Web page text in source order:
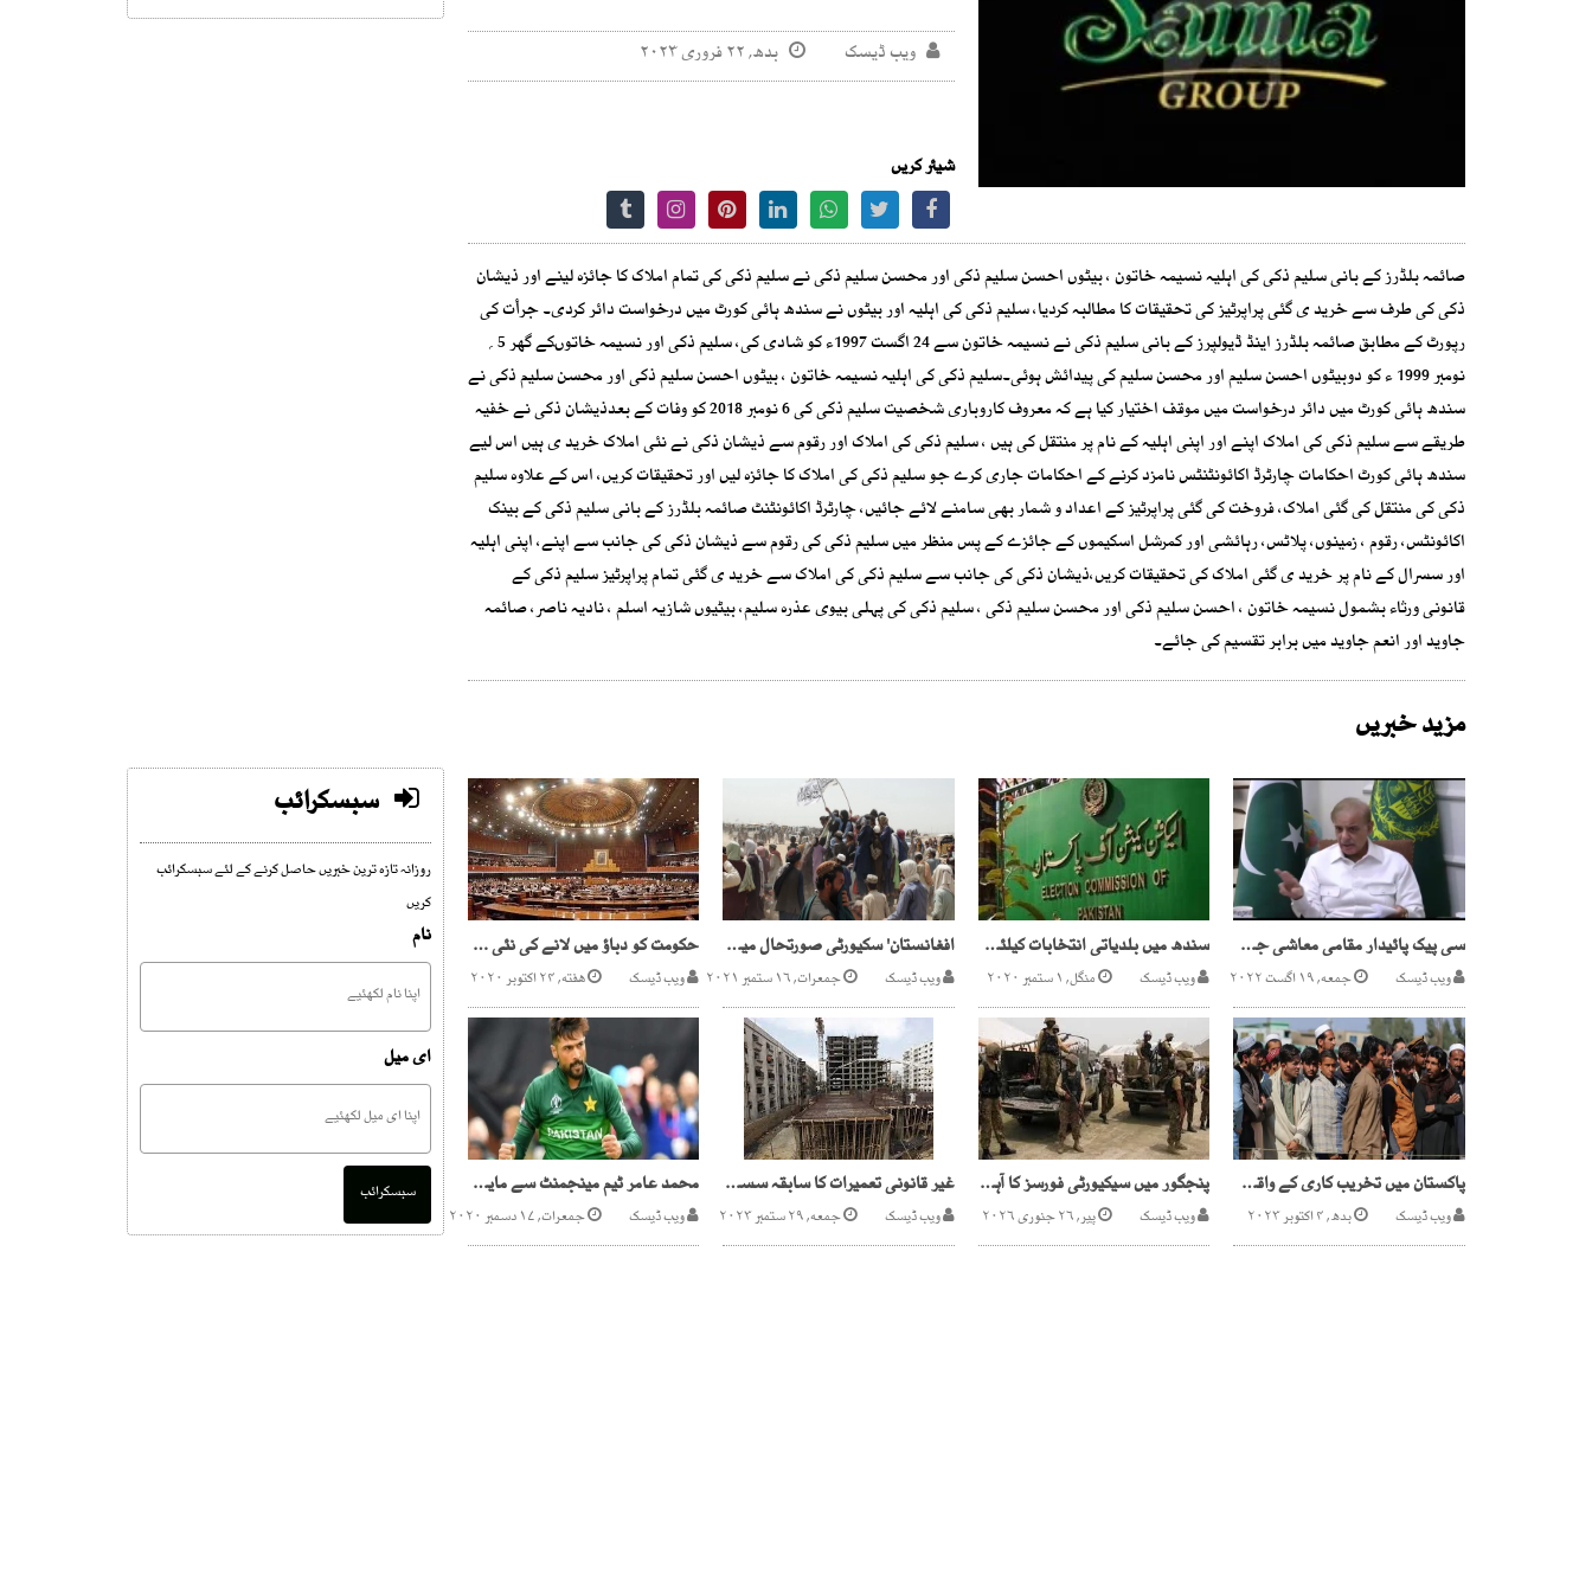
ویب ڈیسک بدھ, ۲۲ فروری ۲۰۲۳
شیئر کریں
صائمہ بلڈرز کے بانی سلیم ذکی کی اہلیہ نسیمہ خاتون ، بیٹوں احسن سلیم ذکی اور محسن سلیم ذکی نے سلیم ذکی کی تمام املاک کا جائزہ لینے اور ذیشان
ذکی کی طرف سے خرید ی گئی پراپرٹیز کی تحقیقات کا مطالبہ کردیا، سلیم ذکی کی اہلیہ اور بیٹوں نے سندھ ہائی کورٹ میں درخواست دائر کردی۔ جرأت کی
رپورٹ کے مطابق صائمہ بلڈرز اینڈ ڈیولپرز کے بانی سلیم ذکی نے نسیمہ خاتون سے 24 اگست 1997ء کو شادی کی، سلیم ذکی اور نسیمہ خاتوںکے گھر 5؍
نومبر 1999 ء کو دوبیٹوں احسن سلیم اور محسن سلیم کی پیدائش ہوئی۔سلیم ذکی کی اہلیہ نسیمہ خاتون ، بیٹوں احسن سلیم ذکی اور محسن سلیم ذکی نے
سندھ ہائی کورٹ میں دائر درخواست میں موقف اختیار کیا ہے کہ معروف کاروباری شخصیت سلیم ذکی کی 6 نومبر 2018 کو وفات کے بعدذیشان ذکی نے خفیہ
طریقے سے سلیم ذکی کی املاک اپنے اور اپنی اہلیہ کے نام پر منتقل کی ہیں ، سلیم ذکی کی املاک اور رقوم سے ذیشان ذکی نے نئی املاک خرید ی ہیں اس لیے
سندھ ہائی کورٹ احکامات چارٹرڈ اکائونٹنٹس نامزد کرنے کے احکامات جاری کرے جو سلیم ذکی کی املاک کا جائزہ لیں اور تحقیقات کریں، اس کے علاوہ سلیم
ذکی کی منتقل کی گئی املاک، فروخت کی گئی پراپرٹیز کے اعداد و شمار بھی سامنے لائے جائیں، چارٹرڈ اکائونٹنٹ صائمہ بلڈرز کے بانی سلیم ذکی کے بینک
اکائونٹس، رقوم ، زمینوں، پلاٹس، رہائشی اور کمرشل اسکیموں کے جائزے کے پس منظر میں سلیم ذکی کی رقوم سے ذیشان ذکی کی جانب سے اپنے، اپنی اہلیہ
اور سسرال کے نام پر خرید ی گئی املاک کی تحقیقات کریں،ذیشان ذکی کی جانب سے سلیم ذکی کی املاک سے خرید ی گئی تمام پراپرٹیز سلیم ذکی کے
قانونی ورثاء بشمول نسیمہ خاتون ، احسن سلیم ذکی اور محسن سلیم ذکی ، سلیم ذکی کی پہلی بیوی عذرہ سلیم، بیٹیوں شازیہ اسلم ، نادیہ ناصر، صائمہ
جاوید اور انعم جاوید میں برابر تقسیم کی جائے۔
مزید خبریں
سی پیک پائیدار مقامی معاشی جدت کی بنیاد ثابت ہوگی ، وزیر اعظم
ویب ڈیسک جمعه, ۱۹ اگست ۲۰۲۲
سندھ میں بلدیاتی انتخابات کیلئے حلقہ بندیوں کا شیڈول جاری
ویب ڈیسک منگل, ۱ ستمبر ۲۰۲۰
افغانستان' سکیورٹی صورتحال میں بہتری' معیشت تباہی کا شکار
ویب ڈیسک جمعرات, ۱۶ ستمبر ۲۰۲۱
حکومت کو دباؤ میں لانے کی نئی حکمت عملی
ویب ڈیسک هفته, ۲۴ اکتوبر ۲۰۲۰
پاکستان میں تخریب کاری کے واقعات میں افغانی دہشت گرد ملوث
ویب ڈیسک بدھ, ۴ اکتوبر ۲۰۲۳
پنجگور میں سیکیورٹی فورسز کا آہریشن، 3 دہشت گرد ہلاک
ویب ڈیسک پیر, ۲۶ جنوری ۲۰۲۶
غیر قانونی تعمیرات کا سابقہ سسٹم تحقیقات کے نرغے میں
ویب ڈیسک جمعه, ۲۹ ستمبر ۲۰۲۳
محمد عامر ٹیم مینجمنٹ سے مایوس ، کرکٹ چھوڑنے کا فیصلہ
ویب ڈیسک جمعرات, ۱۷ دسمبر ۲۰۲۰
سبسکرائب
روزانہ تازہ ترین خبریں حاصل کرنے کے لئے سبسکرائب
کریں
نام
ای میل
سبسکرائب